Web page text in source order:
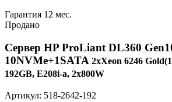
Гарантия 12 мес.
Продано
Сервер HP ProLiant DL360
10NVMe+1SATA 2xXeon 6246
192GB, E208i-a, 2x800W
Артикул: 518-2642-192